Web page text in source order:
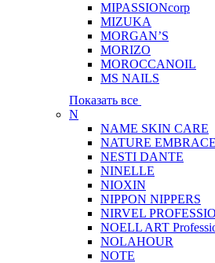
MIPASSIONcorp
MIZUKA
MORGAN’S
MORIZO
MOROCCANOIL
MS NAILS
Показать все
N
NAME SKIN CARE
NATURE EMBRACE
NESTI DANTE
NINELLE
NIOXIN
NIPPON NIPPERS
NIRVEL
NOELL ART
NOLAHOUR
NOTE